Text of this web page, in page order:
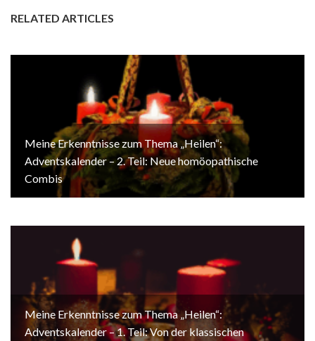
RELATED ARTICLES
Meine Erkenntnisse zum Thema „Heilen“:
Adventskalender – 2. Teil: Neue homöopathische
Combis
Meine Erkenntnisse zum Thema „Heilen“:
Adventskalender – 1. Teil: Von der klassischen